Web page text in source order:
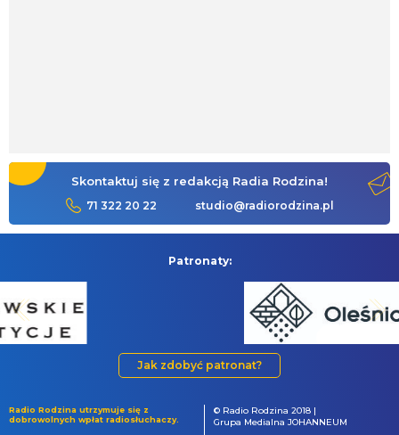
Skontaktuj się z redakcją Radia Rodzina!
71 322 20 22 studio@radiorodzina.pl
Patronaty:
Jak zdobyć patronat?
Radio Rodzina utrzymuje się z
dobrowolnych wpłat radiosłuchaczy.
© Radio Rodzina 2018 |
Grupa Medialna JOHANNEUM